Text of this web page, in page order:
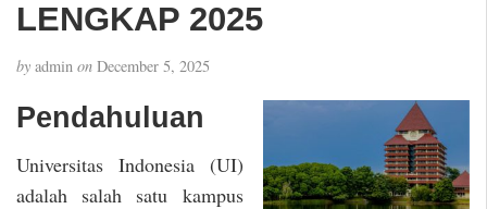
o
LENGKAP 2025
by admin on December 5, 2025
Pendahuluan
Universitas Indonesia (UI)
adalah salah satu kampus